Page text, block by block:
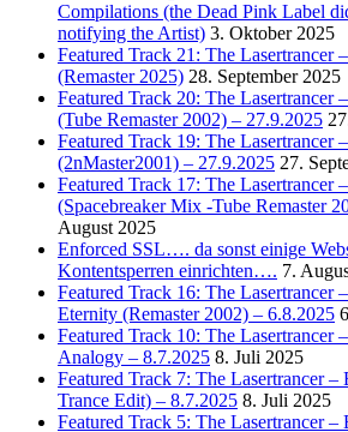
Compilations (the Dead Pink Label
notifying the Artist) 3. Oktober 2025
Featured Track 21: The Lasertrancer
(Remaster 2025) 28. September 2025
Featured Track 20: The Lasertrancer
(Tube Remaster 2002) – 27.9.2025
Featured Track 19: The Lasertrancer
(2nMaster2001) – 27.9.2025 27.
Featured Track 17: The Lasertrancer
(Spacebreaker Mix -Tube Remaster
August 2025
Enforced SSL…. da sonst einige
Kontentsperren einrichten…. 7.
Featured Track 16: The Lasertrancer
Eternity (Remaster 2002) – 6.8.2025
Featured Track 10: The Lasertrancer
Analogy – 8.7.2025 8. Juli 2025
Featured Track 7: The Lasertrancer –
Trance Edit) – 8.7.2025 8. Juli 2025
Featured Track 5: The Lasertrancer